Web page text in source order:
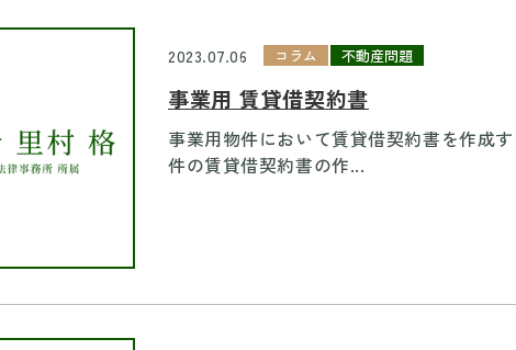
2023.07.06 コラム 不動産問題
事業用 賃貸借契約書
事業用物件において賃貸借契約書を作成
件の賃貸借契約書の作...